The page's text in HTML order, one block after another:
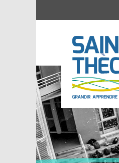
scolaire
Sainte-
Thècle